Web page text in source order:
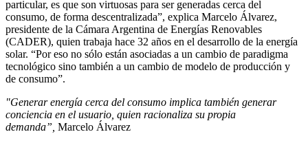
particular, es que son virtuosas para ser generadas cerca del
consumo, de forma descentralizada”, explica Marcelo Álvarez,
presidente de la Cámara Argentina de Energías Renovables
(CADER), quien trabaja hace 32 años en el desarrollo de la energía
solar. “Por eso no sólo están asociadas a un cambio de paradigma
tecnológico sino también a un cambio de modelo de producción y
de consumo”.
"Generar energía cerca del consumo implica también generar
conciencia en el usuario, quien racionaliza su propia
demanda”, Marcelo Álvarez